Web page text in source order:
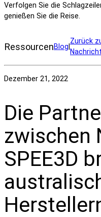
Verfolgen Sie die
genießen Sie die Reise.
RessourcenBlog
Zurück
Dezember 21, 2022
Die
zwischen
SPEE3D